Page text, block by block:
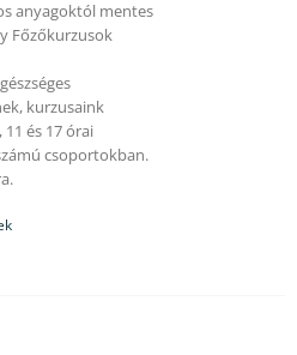
anyagoktól mentes
Főzőkurzusok
kurzusaink
és 17 órai
csoportokban.